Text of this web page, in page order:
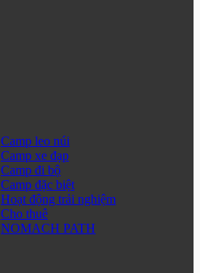
Camp leo núi
Camp xe đạp
Camp đi bộ
Camp đặc biệt
Hoạt động trải nghiệm
Cho thuê
NOMACH PATH